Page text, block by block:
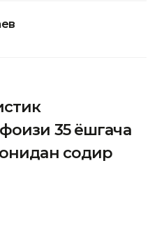
35 ёшгача
содир